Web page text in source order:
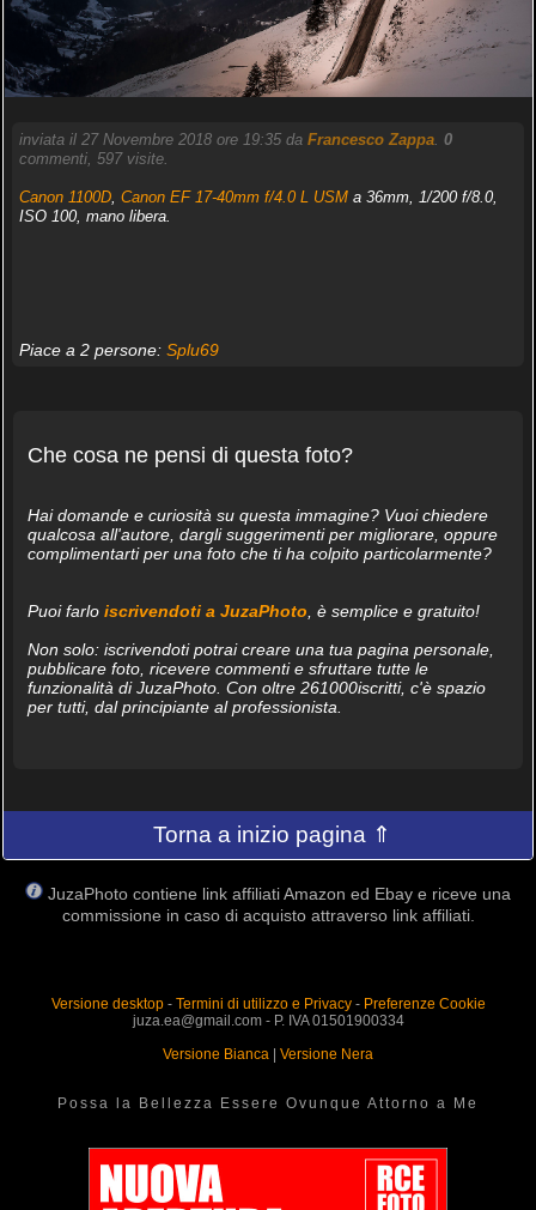
inviata il 27 Novembre 2018 ore 19:35 da Francesco Zappa. 0
commenti, 597 visite.
Canon 1100D, Canon EF 17-40mm f/4.0 L USMa 36mm, 1/200 f/8.0,
ISO 100, mano libera.
Piace a 2 persone: Splu69
Che cosa ne pensi di questa foto?
Hai domande e curiosità su questa immagine? Vuoi chiedere
qualcosa all'autore, dargli suggerimenti per migliorare, oppure
complimentarti per una foto che ti ha colpito particolarmente?
Puoi farlo iscrivendoti a JuzaPhoto , è semplice e gratuito!
Non solo: iscrivendoti potrai creare una tua pagina personale,
pubblicare foto, ricevere commenti e sfruttare tutte le
funzionalità di JuzaPhoto. Con oltre 261000iscritti, c'è spazio
per tutti, dal principiante al professionista.
Torna a inizio pagina ⇑
JuzaPhoto contiene link affiliati Amazon ed Ebay e riceve una
commissione in caso di acquisto attraverso link affiliati.
Versione desktop- Termini di utilizzo e Privacy- Preferenze Cookie
juza.ea@gmail.com - P. IVA 01501900334
Versione Bianca
Versione Nera
Possa la Bellezza Essere Ovunque Attorno a Me